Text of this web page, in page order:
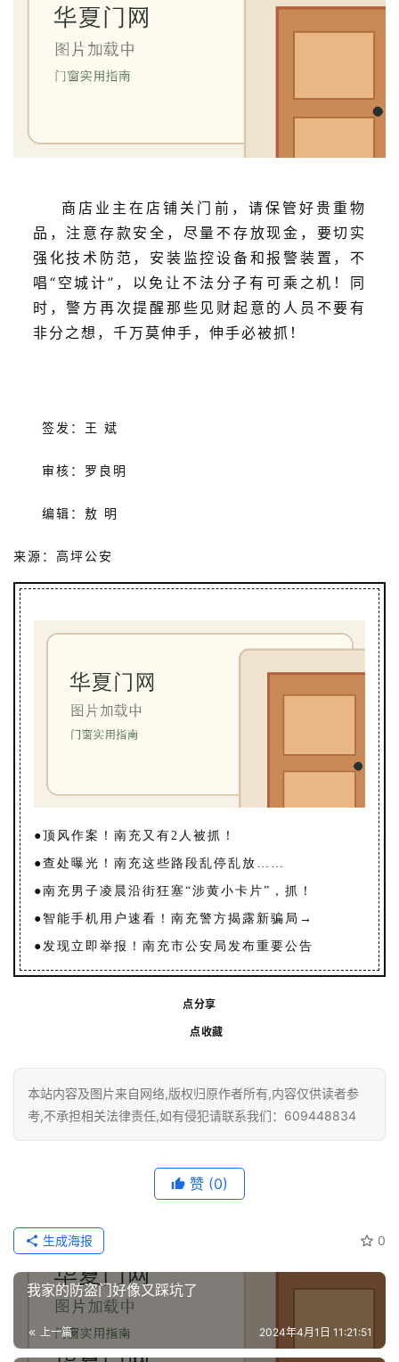
门
维
门
业
资
讯
联
系
我
们
登录 注册
商店业主在店铺关门前，请保管好贵重物
品，注意存款安全，尽量不存放现金，要切实
强化技术防范，安装监控设备和报警装置，不
唱“空城计”，以免让不法分子有可乘之机！同
时，警方再次提醒那些见财起意的人员不要有
非分之想，千万莫伸手，伸手必被抓！
签发：王 斌
审核：罗良明
编辑： 敖 明
来源：高坪公安
●顶风作案！南充又有2人被抓！
●查处曝光！南充这些路段乱停乱放……
●南充男子凌晨沿街狂塞“涉黄小卡片”，抓！
●智能手机用户速看！南充警方揭露新骗局→
● 发现立即举报！南充市公安局发布重要公告
点分享
点收藏
本站内容及图片来自网络,版权归原作者所有,内容仅供读者参
考,不承担相关法律责任,如有侵犯请联系我们：609448834
赞 (0)
0
生成海报
我家的防盗门好像又踩坑了
上一篇 2024年4月1日 11:21:51